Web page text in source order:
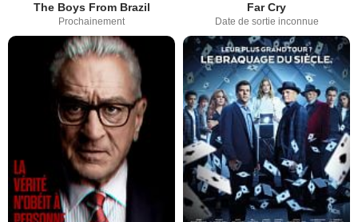
The Boys From Brazil
Prochainement
Far Cry
Date de sortie inconnue